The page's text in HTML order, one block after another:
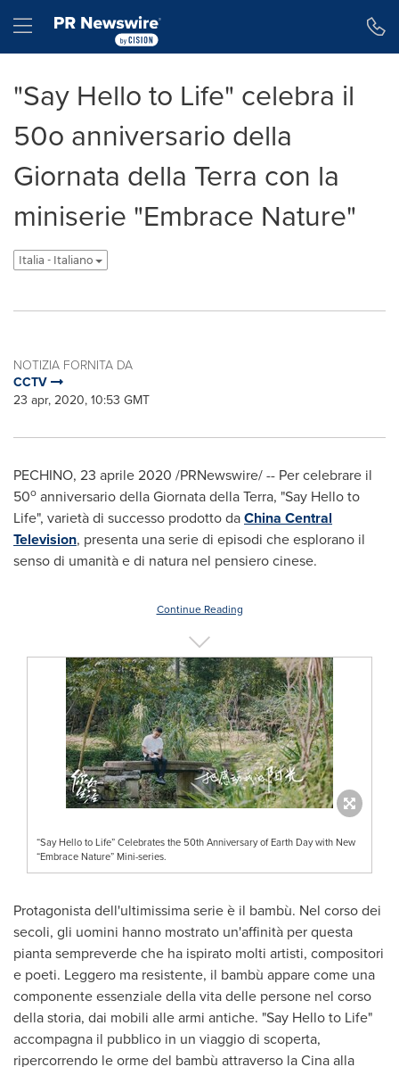
Hamburger menu
"Say Hello to Life" celebra il
50o anniversario della
Giornata della Terra con la
miniserie "Embrace Nature"
Italia - Italiano
NOTIZIA FORNITA DA
CCTV
23 apr, 2020, 10:53 GMT
PECHINO, 23 aprile 2020 /PRNewswire/ -- Per celebrare il
50o anniversario della Giornata della Terra, "Say Hello to
Life", varietà di successo prodotto daChina Central
Television, presenta una serie di episodi che esplorano il
senso di umanità e di natura nel pensiero cinese.
Continue Reading
“Say Hello to Life” Celebrates the 50th Anniversary of Earth Day with New
“Embrace Nature” Mini-series.
Protagonista dell'ultimissima serie è il bambù. Nel corso dei
secoli, gli uomini hanno mostrato un'affinità per questa
pianta sempreverde che ha ispirato molti artisti, compositori
e poeti. Leggero ma resistente, il bambù appare come una
componente essenziale della vita delle persone nel corso
della storia, dai mobili alle armi antiche. "Say Hello to Life"
accompagna il pubblico in un viaggio di scoperta,
ripercorrendo le orme del bambù attraverso la Cina alla